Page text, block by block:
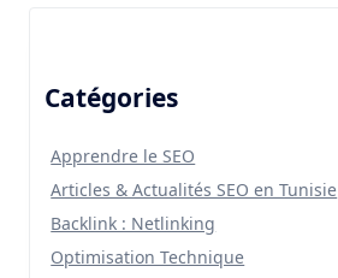
Catégories
Apprendre le SEO
Articles & Actualités SEO en Tunisie
Backlink : Netlinking
Optimisation Technique